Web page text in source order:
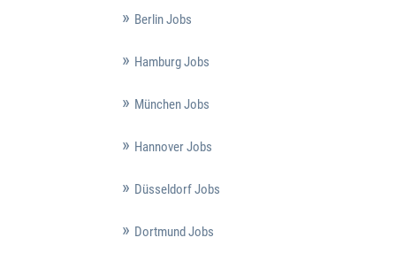
Berlin Jobs
Hamburg Jobs
München Jobs
Hannover Jobs
Düsseldorf Jobs
Dortmund Jobs